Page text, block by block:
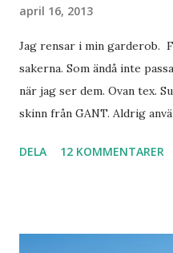
april 16, 2013
Jag rensar i min garderob.
sakerna. Som ändå inte
när jag ser dem. Ovan tex.
skinn från GANT. Aldrig
sköna. Stilrena. Snygga.
DELA 12 KOMMENTARER